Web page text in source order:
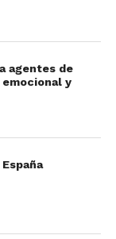
hoteles
hospedes
con
personajes
agentes de
y